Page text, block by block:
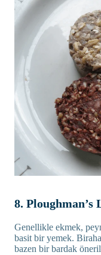
8. Ploughman’s
Genellikle ekmek,
basit bir yemek.
bazen bir bardak